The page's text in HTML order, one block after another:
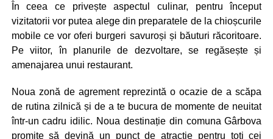
În ceea ce privește aspectul culinar, pentru început
vizitatorii vor putea alege din preparatele de la chioșcurile
mobile ce vor oferi burgeri savuroși și băuturi răcoritoare.
Pe viitor, în planurile de dezvoltare, se regăsește și
amenajarea unui restaurant.
Noua zonă de agrement reprezintă o ocazie de a scăpa
de rutina zilnică și de a te bucura de momente de neuitat
într-un cadru idilic. Noua destinație din comuna Gârbova
promite să devină un punct de atracție pentru toți cei